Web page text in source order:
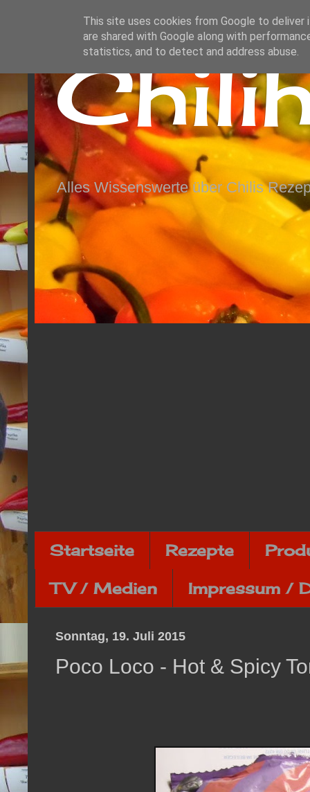
Alles Wissenswerte über Chilis
Startseite Rezepte
TV / Medien Impressum /
Sonntag, 19. Juli 2015
Poco Loco - Hot & Spicy
This site uses cookies from Google to deliver
are shared with Google along with
statistics, and to detect and address abuse.